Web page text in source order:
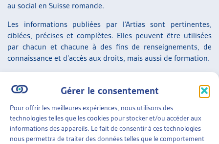
Gérer le consentement
Pour offrir les meilleures expériences, nous utilisons des
technologies telles que les cookies pour stocker et/ou accéder aux
informations des appareils. Le fait de consentir à ces technologies
nous permettra de traiter des données telles que le comportement
au social en Suisse romande.
Les informations publiées par l’Artias sont pertinentes,
ciblées, précises et complètes. Elles peuvent être utilisées
par chacun et chacune à des fins de renseignements, de
connaissance et d’accès aux droits, mais aussi de formation.
RÉSEAU
« Un espace intercantonal à la croisée des
chemins »